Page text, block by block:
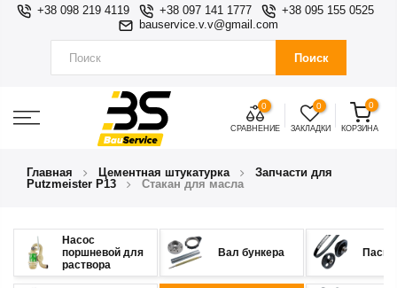
+38 098 219 4119 +38 097 141 1777
+38 095 155 0525
bauservice.v.v@gmail.com
Поиск
0
СРАВНЕНИЕ
0
ЗАКЛАДКИ
0
КОРЗИНА
Главная Цементная штукатурка
Запчасти для
Putzmeister P13
Стакан для масла
Насос
поршневой для
раствора
Вал бункера